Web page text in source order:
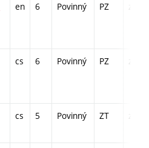
en 6 Povinný PZ zá,zk
cs 6 Povinný PZ zá,zk
cs 5 Povinný ZT zá,zk